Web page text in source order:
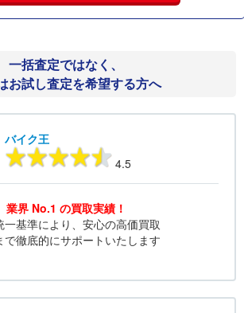
一括査定ではなく、
お試し査定を希望する方へ
バイク王
4.5
業界 No.1 の買取実績！
一基準により、安心の高価買取
で徹底的にサポートいたします